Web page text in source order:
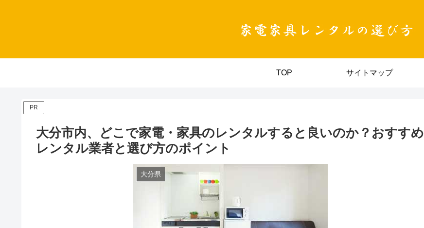
TOP サイトマップ
PR
大分市内、どこで家電・家具のレンタルすると良いのか？おすすめ
レンタル業者と選び方のポイント
大分県